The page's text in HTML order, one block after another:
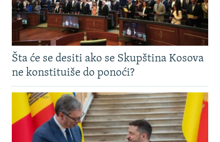
SVE KARTE DEJTONA
NASTANAK I RASPAD JUGOSLAVIJE
Šta će se desiti ako se Skupština Kosova
ne konstituiše do ponoći?